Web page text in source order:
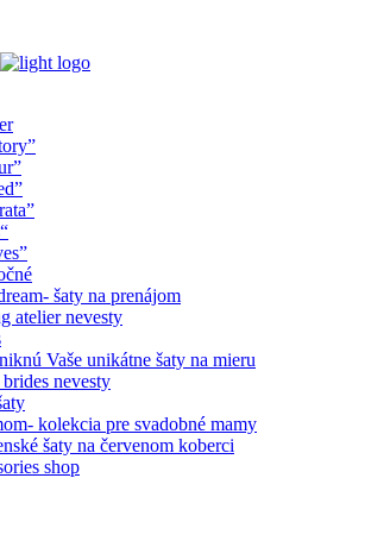
šaty na prenájom
atelier nevesty
Vaše unikátne šaty na mieru
nevesty
kolekcia pre svadobné mamy
šaty na červenom koberci
shop